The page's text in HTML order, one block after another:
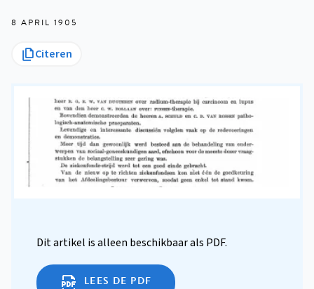
8 APRIL 1905
Citeren
Dit artikel is alleen beschikbaar als PDF.
LEES DE PDF